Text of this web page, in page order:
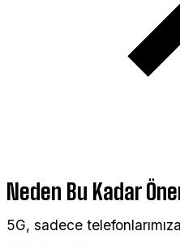
Neden Bu Kadar
5G, sadece